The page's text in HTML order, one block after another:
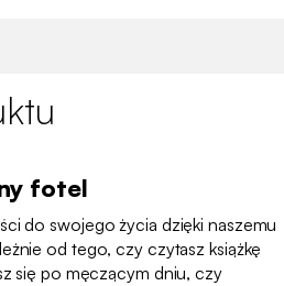
fotel
do swojego życia dzięki naszemu
od tego, czy czytasz książkę
się po męczącym dniu, czy